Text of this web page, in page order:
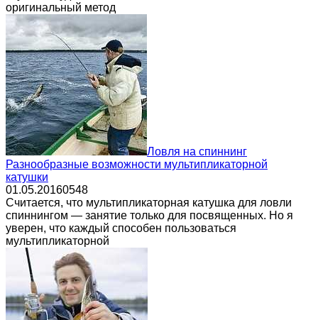
оригинальный метод
Ловля на спиннинг
Разнообразные возможности мультипликаторной
катушки
01.05.20160548
Считается, что мультипликаторная катушка для ловли
спиннингом — занятие только для посвященных. Но я
уверен, что каждый способен пользоваться
мультипликаторной